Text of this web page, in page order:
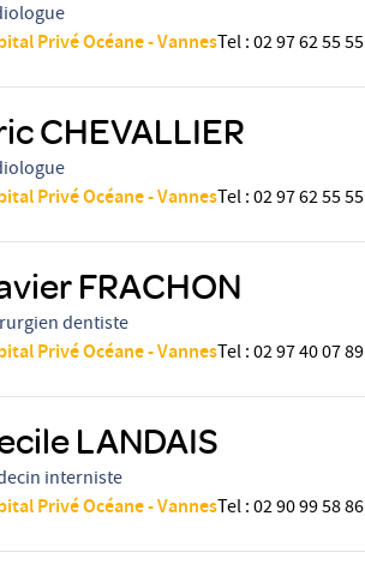
Privé Océane - VannesTel:02 97 62 55 55
CHEVALLIER
Privé Océane - VannesTel:02 97 62 55 55
FRACHON
dentiste
Privé Océane - VannesTel:02 97 40 07 89
LANDAIS
interniste
Privé Océane - VannesTel:02 90 99 58 86